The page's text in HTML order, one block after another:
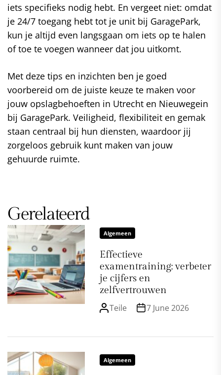
iets specifieks nodig hebt. En vergeet niet: omdat
je 24/7 toegang hebt tot je unit bij GaragePark,
kun je altijd even langsgaan om iets op te halen
of toe te voegen wanneer dat jou uitkomt.
Met deze tips en inzichten ben je goed
voorbereid om de juiste keuze te maken voor
jouw opslagbehoeften in Utrecht en Nieuwegein
bij GaragePark. Veiligheid, flexibiliteit en gemak
staan centraal bij hun diensten, waardoor jij
zorgeloos gebruik kunt maken van jouw
gehuurde ruimte.
Gerelateerd
Algemeen
Effectieve
examentraining: verbeter
je cijfers en
zelfvertrouwen
Teile 7 June 2026
Algemeen